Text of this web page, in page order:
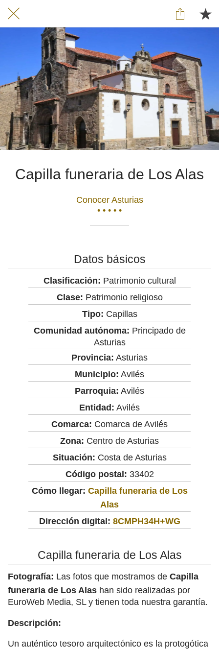
Capilla funeraria de Los Alas
Conocer Asturias
• • • • •
Datos básicos
Clasificación: Patrimonio cultural
Clase: Patrimonio religioso
Tipo: Capillas
Comunidad autónoma: Principado de
Asturias
Provincia: Asturias
Municipio: Avilés
Parroquia: Avilés
Entidad: Avilés
Comarca: Comarca de Avilés
Zona: Centro de Asturias
Situación: Costa de Asturias
Código postal: 33402
Cómo llegar: Capilla funeraria de Los
Alas
Dirección digital: 8CMPH34H+WG
Capilla funeraria de Los Alas
Fotografía: Las fotos que mostramos de Capilla
funeraria de Los Alas han sido realizadas por
EuroWeb Media, SL y tienen toda nuestra garantía.
Descripción:
Un auténtico tesoro arquitectónico es la protogótica